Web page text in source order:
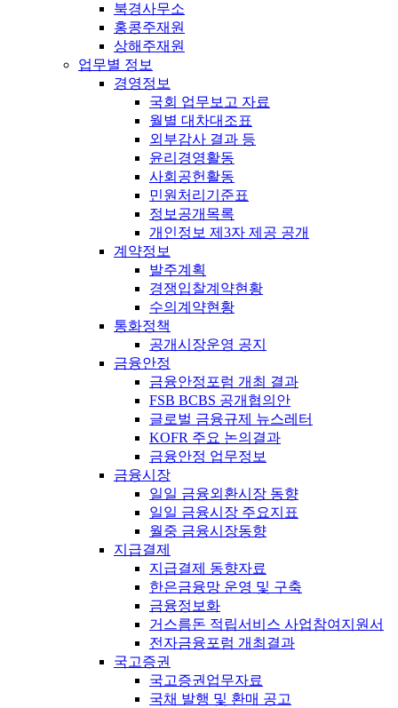
북경사무소
홍콩주재원
상해주재원
업무별 정보
경영정보
국회 업무보고 자료
월별 대차대조표
외부감사 결과 등
윤리경영활동
사회공헌활동
민원처리기준표
정보공개목록
개인정보 제3자 제공 공개
계약정보
발주계획
경쟁입찰계약현황
수의계약현황
통화정책
공개시장운영 공지
금융안정
금융안정포럼 개최 결과
FSB BCBS 공개협의안
글로벌 금융규제 뉴스레터
KOFR 주요 논의결과
금융안정 업무정보
금융시장
일일 금융외환시장 동향
일일 금융시장 주요지표
월중 금융시장동향
지급결제
지급결제 동향자료
한은금융망 운영 및 구축
금융정보화
거스름돈 적립서비스 사업참여지원서
전자금융포럼 개최결과
국고증권
국고증권업무자료
국채 발행 및 환매 공고